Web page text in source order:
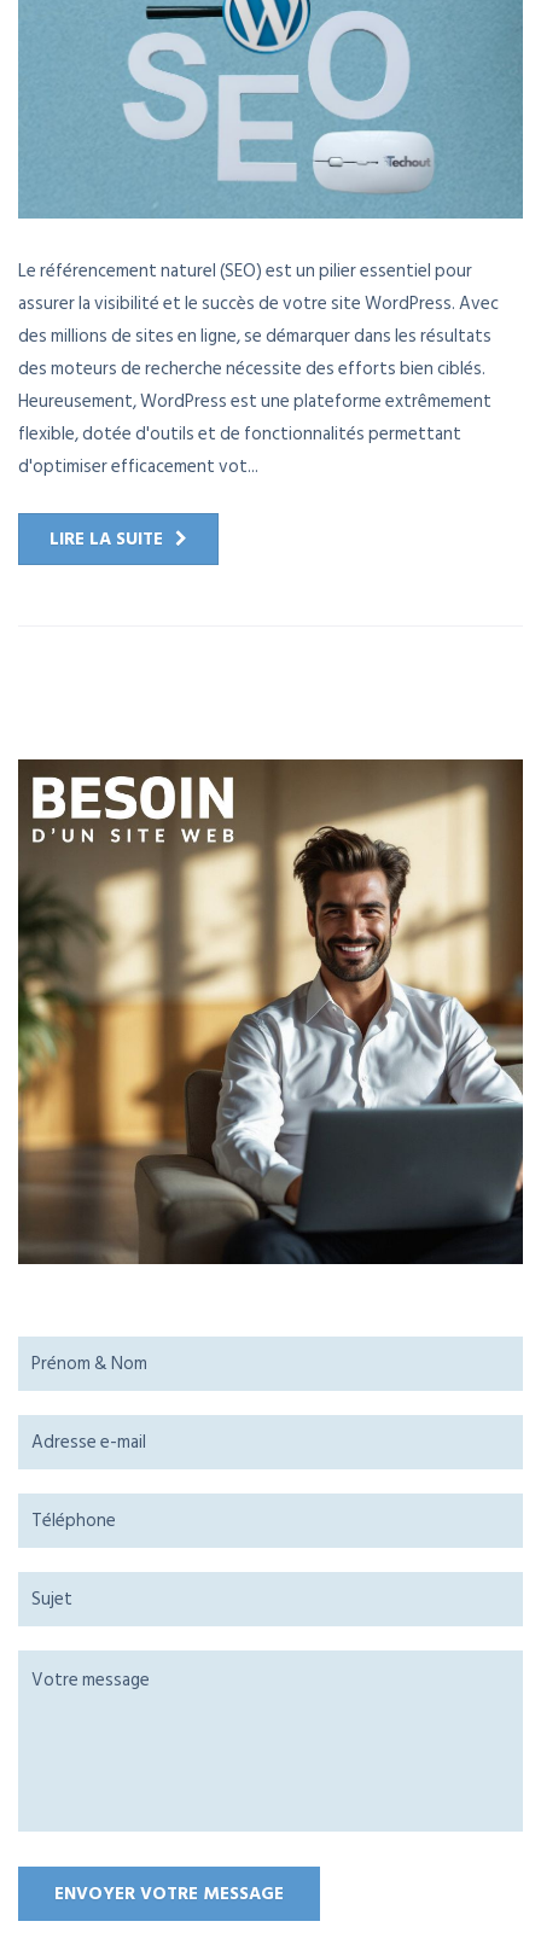
Le référencement naturel (SEO) est un pilier essentiel pour
assurer la visibilité et le succès de votre site WordPress. Avec
des millions de sites en ligne, se démarquer dans les résultats
des moteurs de recherche nécessite des efforts bien ciblés.
Heureusement, WordPress est une plateforme extrêmement
flexible, dotée d'outils et de fonctionnalités permettant
d'optimiser efficacement vot...
LIRE LA SUITE